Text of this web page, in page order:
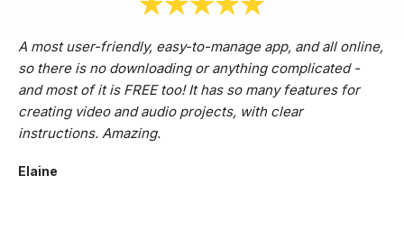
A most user-friendly, easy-to-manage app, and all online,
so there is no downloading or anything complicated -
and most of it is FREE too! It has so many features for
creating video and audio projects, with clear
instructions. Amazing.
Elaine